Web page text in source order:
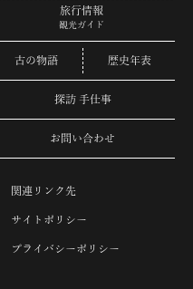
旅行情報
観光ガイド
古の物語 歴史年表
探訪 手仕事
お問い合わせ
関連リンク先
サイトポリシー
プライバシーポリシー